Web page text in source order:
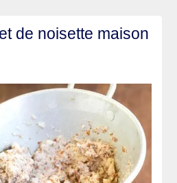
de noisette maison